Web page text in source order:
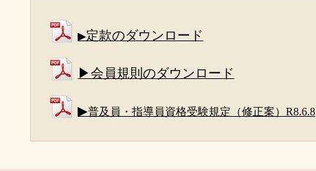
▶定款のダウンロード
▶会員規則のダウンロード
▶普及員・指導員資格受験規定（修正案）R8.6.8